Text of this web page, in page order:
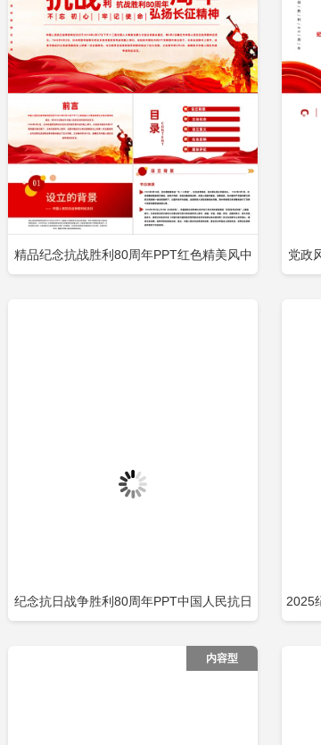
精品纪念抗战胜利80周年PPT红色精美风中 党政
添加收藏 立即下载
纪念抗日战争胜利80周年PPT中国人民抗日 2025
添加收藏 立即下载
内容型